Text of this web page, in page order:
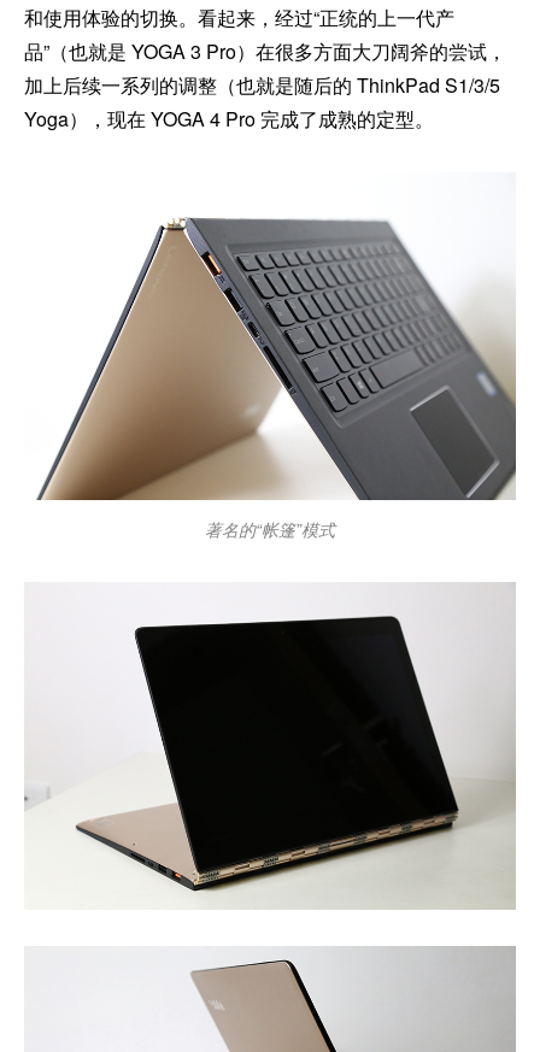
和使用体验的切换。看起来，经过“正统的上一代产
品”（也就是 YOGA 3 Pro）在很多方面大刀阔斧的尝试，
加上后续一系列的调整（也就是随后的 ThinkPad S1/3/5
Yoga），现在 YOGA 4 Pro 完成了成熟的定型。
著名的“帐篷”模式